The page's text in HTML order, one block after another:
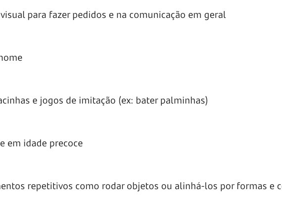
para fazer pedidos e na comunicação em geral
e jogos de imitação (ex: bater palminhas)
em idade precoce
repetitivos como rodar objetos ou alinhá-los por formas e